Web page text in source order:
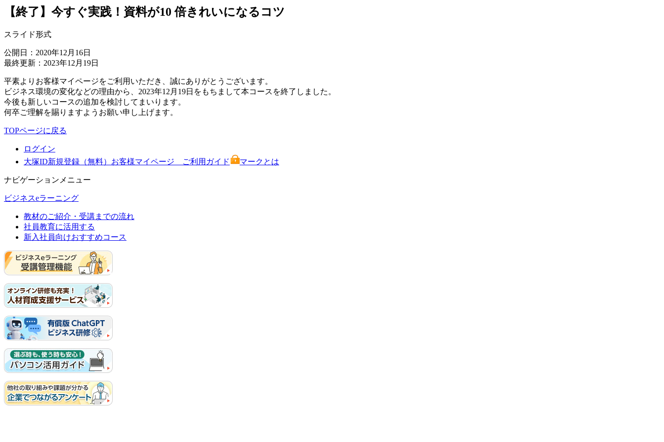
【終了】今すぐ実践！資料が10 倍きれいになるコツ
スライド形式
公開日：2020年12月16日
最終更新：2023年12月19日
平素よりお客様マイページをご利用いただき、誠にありがとうございます。
ビジネス環境の変化などの理由から、2023年12月19日をもちまして本コースを終了しました。
今後も新しいコースの追加を検討してまいります。
何卒ご理解を賜りますようお願い申し上げます。
TOPページに戻る
ログイン
大塚ID新規登録（無料） お客様マイページ ご利用ガイド マークとは
ナビゲーションメニュー
ビジネスeラーニング
教材のご紹介・受講までの流れ
社員教育に活用する
新入社員向けおすすめコース